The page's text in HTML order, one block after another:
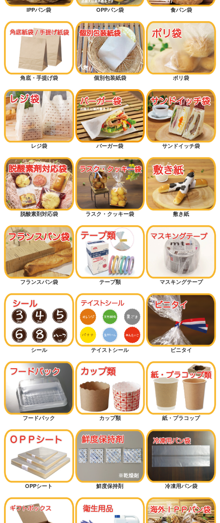
IPPパン袋 OPPパン袋 食パン袋
角底・手提げ袋 個別包装紙袋 ポリ袋
レジ袋 バーガー袋 サンドイッチ袋
脱酸素剤対応袋 ラスク・クッキー袋 敷き紙
フランスパン袋 テープ類 マスキングテープ
シール テイストシール ビニタイ
フードパック カップ類 紙・プラコップ
OPPシート 鮮度保持剤 冷凍用パン袋